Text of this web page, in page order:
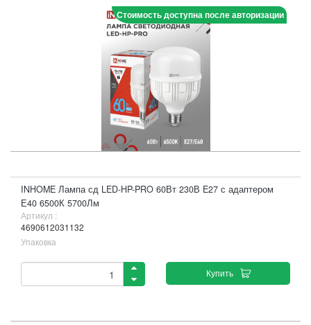
Стоимость доступна после авторизации
INHOME Лампа сд LED-HP-PRO 60Вт 230В E27 с адаптером
Е40 6500К 5700Лм
Артикул :
4690612031132
Упаковка
Купить